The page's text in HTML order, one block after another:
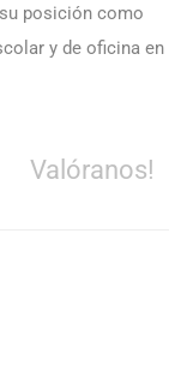
posición como
y de oficina en
Valóranos!